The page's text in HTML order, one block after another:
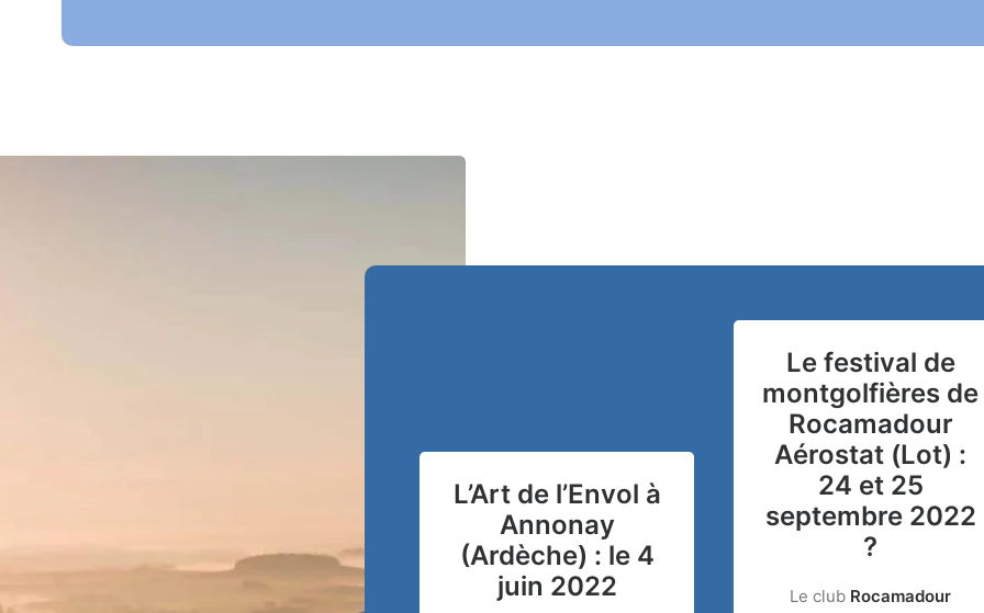
L’Art de l’Envol à
Annonay
(Ardèche) : le 4
juin 2022
Le festival de
montgolfières de
Rocamadour
Aérostat (Lot) :
24 et 25
septembre 2022
?
Le club Rocamadour